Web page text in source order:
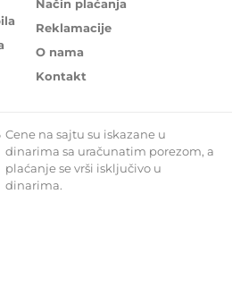
Način plaćanja
Reklamacije
O nama
Kontakt
Cene na sajtu su iskazane u
dinarima sa uračunatim porezom, a
plaćanje se vrši isključivo u
dinarima.